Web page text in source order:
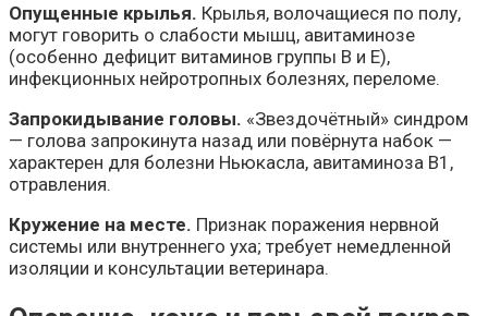
Опущенные крылья. Крылья, волочащиеся по полу,
могут говорить о слабости мышц, авитаминозе
(особенно дефицит витаминов группы B и E),
инфекционных нейротропных болезнях, переломе.
Запрокидывание головы. «Звездочётный» синдром
— голова запрокинута назад или повёрнута набок —
характерен для болезни Ньюкасла, авитаминоза B1,
отравления.
Кружение на месте. Признак поражения нервной
системы или внутреннего уха; требует немедленной
изоляции и консультации ветеринара.